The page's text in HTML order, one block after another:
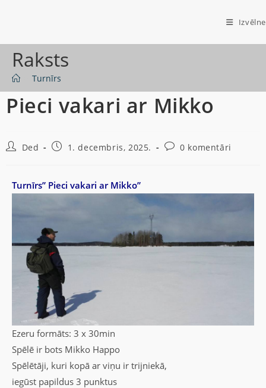
Izvēlne
Raksts
Turnīrs
Pieci vakari ar Mikko
Ded 1. decembris, 2025. 0 komentāri
Turnīrs” Pieci vakari ar Mikko”
Ezeru formāts: 3 x 30min
Spēlē ir bots Mikko Happo
Spēlētāji, kuri kopā ar viņu ir trijniekā,
iegūst papildus 3 punktus